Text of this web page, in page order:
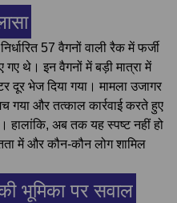
57 वैगनों वाली रैक में फर्जी
गए थे। इन वैगनों में बड़ी मात्रा में
भेज दिया गया। मामला उजागर
गया और तत्काल कार्रवाई करते हुए
हालांकि, अब तक यह स्पष्ट नहीं हो
में और कौन-कौन लोग शामिल
भूमिका पर सवाल